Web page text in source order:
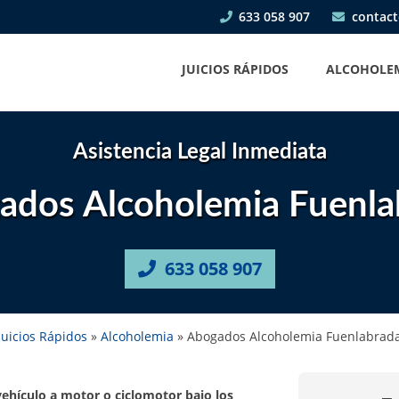
633 058 907
JUICIOS RÁPIDOS
Asistencia Legal Inmediata
Alcoholemia
633 058 907
Rápidos » Alcoholemia » Abogados Alcoholemia
a motor o ciclomotor bajo los